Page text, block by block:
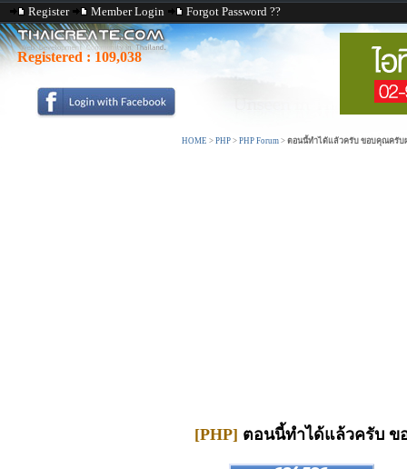
Register Member Login Forgot Password ??
Registered : 109,038
HOME > PHP > PHP Forum > ตอนนี้ทำได้แล้วครับ ขอบคุณครับ
[PHP] ตอนนี้ทำได้แล้วครับ